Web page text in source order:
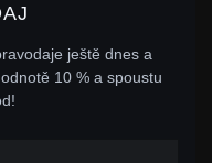
ještě dnes a
10 % a spoustu